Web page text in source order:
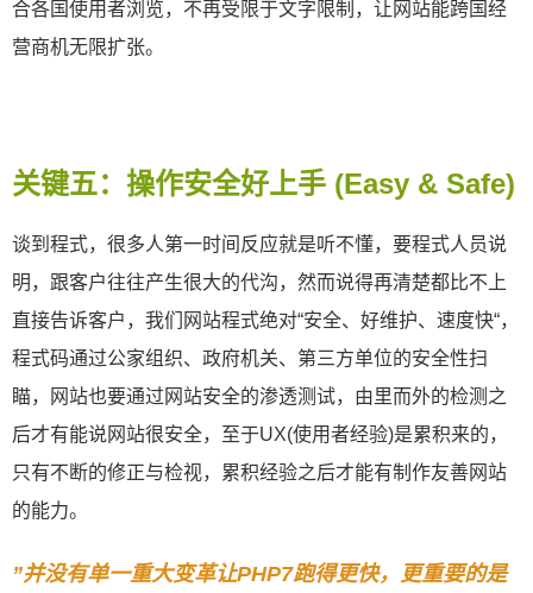
合各国使用者浏览，不再受限于文字限制，让网站能跨国经
营商机无限扩张。
关键五：操作安全好上手 (Easy & Safe)
谈到程式，很多人第一时间反应就是听不懂，要程式人员说
明，跟客户往往产生很大的代沟，然而说得再清楚都比不上
直接告诉客户，我们网站程式绝对“安全、好维护、速度快“，
程式码通过公家组织、政府机关、第三方单位的安全性扫
瞄，网站也要通过网站安全的渗透测试，由里而外的检测之
后才有能说网站很安全，至于UX(使用者经验)是累积来的，
只有不断的修正与检视，累积经验之后才能有制作友善网站
的能力。
”并没有单一重大变革让PHP7跑得更快，更重要的是